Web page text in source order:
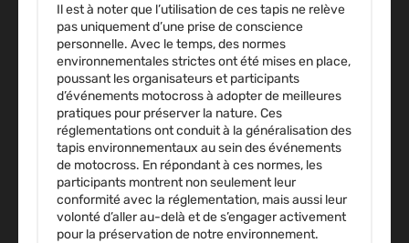
Il est à noter que l’utilisation de ces tapis ne relève
pas uniquement d’une prise de conscience
personnelle. Avec le temps, des normes
environnementales strictes ont été mises en place,
poussant les organisateurs et participants
d’événements motocross à adopter de meilleures
pratiques pour préserver la nature. Ces
réglementations ont conduit à la généralisation des
tapis environnementaux au sein des événements
de motocross. En répondant à ces normes, les
participants montrent non seulement leur
conformité avec la réglementation, mais aussi leur
volonté d’aller au-delà et de s’engager activement
pour la préservation de notre environnement.